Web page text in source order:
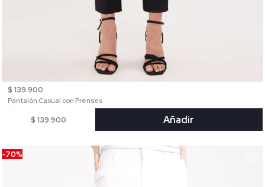
$ 139.900
Pantalón Casual con Prenses
$ 139.900 Añadir
-70%